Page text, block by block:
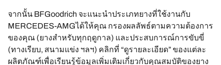
จากนั้น BFGoodrich จะแนะนำประเภทยางที่ใช้งานกับ
MERCEDES-AMGได้ให้คุณ กรองผลลัพธ์ตามความต้องการ
ของคุณ (ยางสำหรับทุกฤดูกาล) และประสบการณ์การขับขี่
(ทางเรียบ, สนามแข่ง ฯลฯ) คลิกที่ “ดูรายละเอียด” ของแต่ละ
ผลิตภัณฑ์เพื่อเรียนรู้ข้อมูลเพิ่มเติมเกี่ยวกับคุณสมบัติของยาง